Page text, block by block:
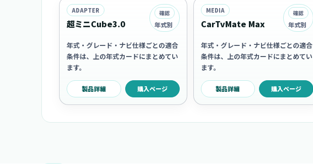
ADAPTER
超ミニCube3.0
確認
年式別
年式・グレード・ナビ仕様ごとの適合
条件は、上の年式カードにまとめてい
ます。
製品詳細 購入ページ
MEDIA
CarTvMate Max
確認
年式別
年式・グレード・ナビ仕様ごとの適合
条件は、上の年式カードにまとめてい
ます。
製品詳細 購入ページ